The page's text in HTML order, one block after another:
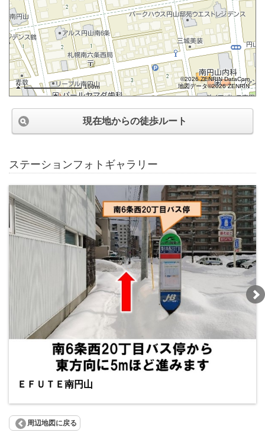
100m
©2026 ZENRIN DataCom
地図データ©2026 ZENRIN
現在地からの徒歩ルート
ステーションフォトギャラリー
ＥＦＵＴＥ南円山
周辺地図に戻る